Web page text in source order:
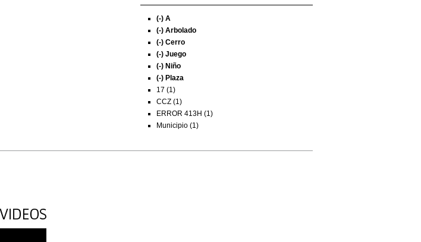
(-) A
(-) Arbolado
(-) Cerro
(-) Juego
(-) Niño
(-) Plaza
17 (1)
CCZ (1)
ERROR 413H (1)
Municipio (1)